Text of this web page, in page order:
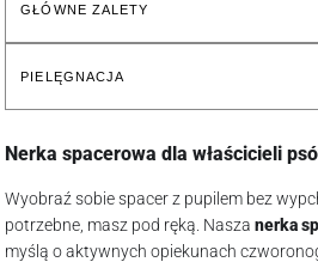
GŁÓWNE ZALETY
PIELĘGNACJA
Nerka spacerowa dla właścicieli
Wyobraź sobie spacer z pupilem bez
potrzebne, masz pod ręką. Nasza nerka
myślą o aktywnych opiekunach